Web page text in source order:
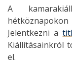
A
hétköznapokon
Jelentkezni a
Kiállításainkról
el.